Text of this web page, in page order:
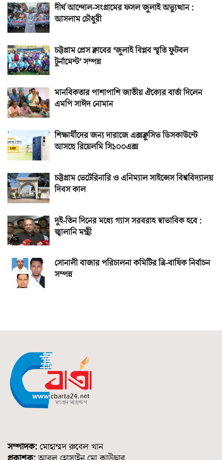
দীর্ঘ আন্দোল-সংগ্রামের ফসল জুলাই অভ্যুত্থান :
আসলাম চৌধুরী
চট্টগ্রাম প্রেস ক্লাবের ‘জুলাই বিপ্লব স্মৃতি ফুটবল
টুর্নামেন্ট’ সম্পন্ন
মানবিকতার পাশাপাশি জাতীয় ঐক্যের বার্তা দিলেন
এমপি সাঈদ নোমান
শিক্ষার্থীদের জন্য দারাজে এক্সক্লুসিভ ডিসকাউন্টে
আসছে রিয়েলমি সি১০০এক্স
চট্টগ্রাম ভেটেরিনারি ও এনিম্যাল সাইন্সেস বিশ্ববিদ্যালয়
দিবস কাল
দুই-তিন দিনের মধ্যে গ্যাস সরবরাহ স্বাভাবিক হবে :
জ্বালানি মন্ত্রী
সোনালী বাজার পরিচালনা কমিটির ত্রি-বার্ষিক নির্বাচন
সম্পন্ন
সম্পাদক: মোহাম্মদ রুবেল খান